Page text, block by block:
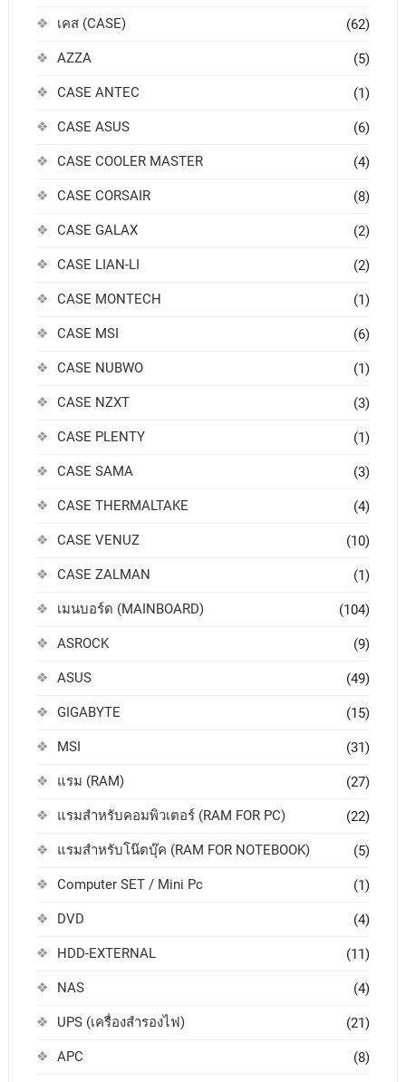
เคส (CASE) (62)
AZZA (5)
CASE ANTEC (1)
CASE ASUS (6)
CASE COOLER MASTER (4)
CASE CORSAIR (8)
CASE GALAX (2)
CASE LIAN-LI (2)
CASE MONTECH (1)
CASE MSI (6)
CASE NUBWO (1)
CASE NZXT (3)
CASE PLENTY (1)
CASE SAMA (3)
CASE THERMALTAKE (4)
CASE VENUZ (10)
CASE ZALMAN (1)
เมนบอร์ด (MAINBOARD) (104)
ASROCK (9)
ASUS (49)
GIGABYTE (15)
MSI (31)
แรม (RAM) (27)
แรมสำหรับคอมพิวเตอร์ (RAM FOR PC) (22)
แรมสำหรับโน๊ตบุ๊ค (RAM FOR NOTEBOOK) (5)
Computer SET / Mini Pc (1)
DVD (4)
HDD-EXTERNAL (11)
NAS (4)
UPS (เครื่องสำรองไฟ) (21)
APC (8)